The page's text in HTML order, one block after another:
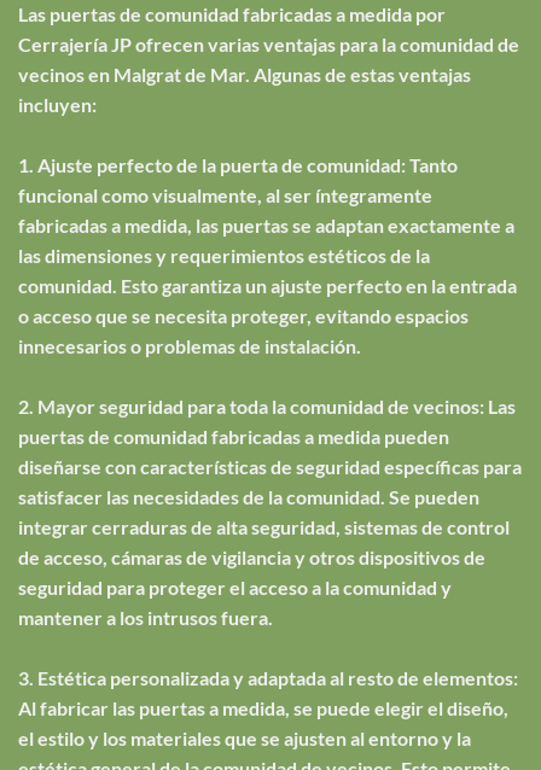
Las puertas de comunidad fabricadas a medida por
Cerrajería JP ofrecen varias ventajas para la comunidad de
vecinos en Malgrat de Mar. Algunas de estas ventajas
incluyen:
1. Ajuste perfecto de la puerta de comunidad: Tanto
funcional como visualmente, al ser íntegramente
fabricadas a medida, las puertas se adaptan exactamente a
las dimensiones y requerimientos estéticos de la
comunidad. Esto garantiza un ajuste perfecto en la entrada
o acceso que se necesita proteger, evitando espacios
innecesarios o problemas de instalación.
2. Mayor seguridad para toda la comunidad de vecinos: Las
puertas de comunidad fabricadas a medida pueden
diseñarse con características de seguridad específicas para
satisfacer las necesidades de la comunidad. Se pueden
integrar cerraduras de alta seguridad, sistemas de control
de acceso, cámaras de vigilancia y otros dispositivos de
seguridad para proteger el acceso a la comunidad y
mantener a los intrusos fuera.
3. Estética personalizada y adaptada al resto de elementos:
Al fabricar las puertas a medida, se puede elegir el diseño,
el estilo y los materiales que se ajusten al entorno y la